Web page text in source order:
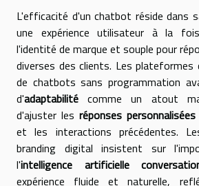
L'efficacité d'un chatbot réside dans
une expérience utilisateur à la
l'identité de marque et souple pour
diverses des clients. Les plateformes
de chatbots sans programmation
d'adaptabilité comme un atout
d'ajuster les réponses personnalisées
et les interactions précédentes.
branding digital insistent sur
l'intelligence artificielle
expérience fluide et naturelle,